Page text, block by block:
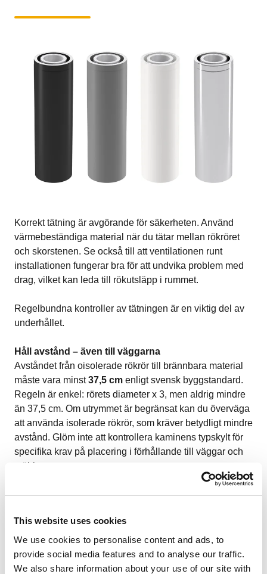
This website uses cookies
We use cookies to personalise content and ads, to
provide social media features and to analyse our traffic.
We also share information about your use of our site with
Korrekt tätning är avgörande för säkerheten. Använd
värmebeständiga material när du tätar mellan rökröret
och skorstenen. Se också till att ventilationen runt
installationen fungerar bra för att undvika problem med
drag, vilket kan leda till rökutsläpp i rummet.
Regelbundna kontroller av tätningen är en viktig del av
underhållet.
Håll avstånd – även till väggarna
Avståndet från oisolerade rökrör till brännbara material
måste vara minst37,5 cm enligt svensk byggstandard.
Regeln är enkel: rörets diameter x 3, men aldrig mindre
än 37,5 cm. Om utrymmet är begränsat kan du överväga
att använda isolerade rökrör, som kräver betydligt mindre
avstånd. Glöm inte att kontrollera kaminens typskylt för
specifika krav på placering i förhållande till väggar och
möbler.
Ta hjälp av sotaren
kontakta din lokala sotare. Sotaren ska godkänna
installationen och se till att den uppfyller alla gällande
regler.